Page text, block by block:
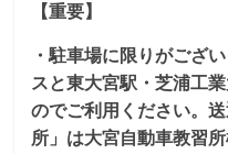
【重要】
・駐車場に限りがござ
スと東大宮駅・芝浦工
のでご利用ください。
所」は大宮自動車教習